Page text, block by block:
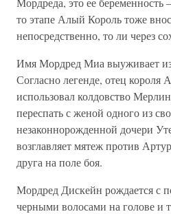
то этапе Алый Король тоже
непосредственно, то ли через
Имя Мордред Миа выуживает
Согласно легенде, отец короля
использовал колдовство
переспать с женой одного из
незаконнорожденной дочери
возглавляет мятеж против
друга на поле боя.
Мордред Дискейн рождается с
черными волосами на голове и